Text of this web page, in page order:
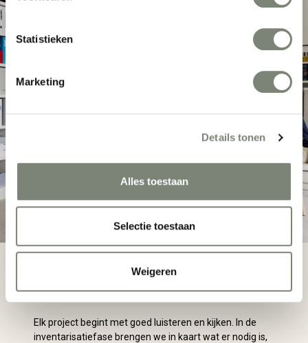
Statistieken
Marketing
Details tonen
Alles toestaan
Selectie toestaan
Weigeren
1. Inventarisatiefase
Elk project begint met goed luisteren en kijken. In de
inventarisatiefase brengen we in kaart wat er nodig is,